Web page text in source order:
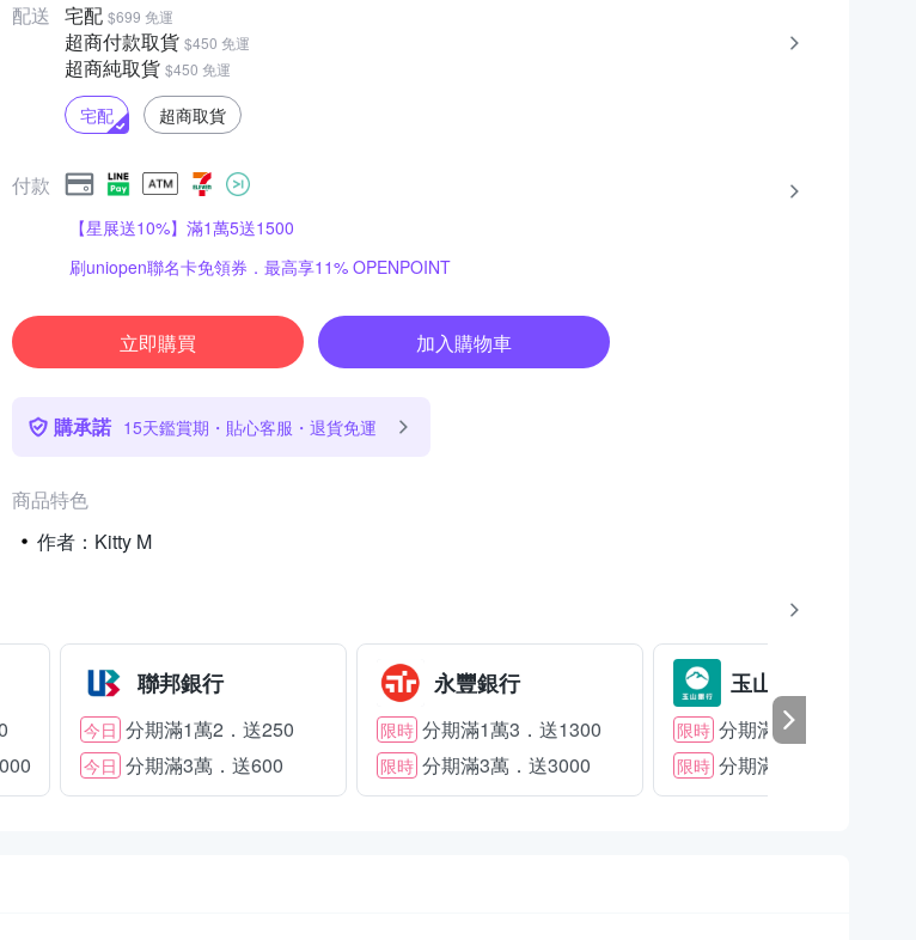
配送
宅配 $699 免運
超商付款取貨 $450 免運
超商純取貨 $450 免運
宅配 超商取貨
付款
【星展送10%】滿1萬5送1500
刷uniopen聯名卡免領券．最高享11% OPENPOINT
立即購買 加入購物車
購承諾 15天鑑賞期・貼心客服・退貨免運
商品特色
作者：Kitty M
聯邦銀行
今日 分期滿1萬2．送250
今日 分期滿3萬．送600
永豐銀行
限時 分期滿1萬3．送1300
限時 分期滿3萬．送3000
玉山銀行
限時 分期滿2萬．送1500
限時 分期滿3萬．送2000